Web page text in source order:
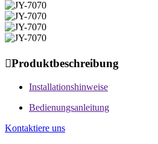
Produktbeschreibung
Installationshinweise
Bedienungsanleitung
Kontaktiere uns